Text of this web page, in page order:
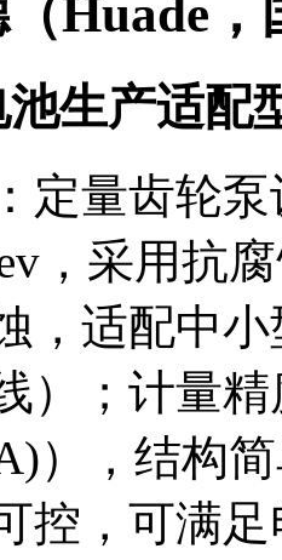
（Huade
生产适配
定量齿轮
，采用抗
，适配中
）；计量
），结构
控，可满